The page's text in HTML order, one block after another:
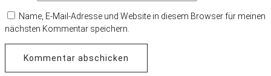
Name, E-Mail-Adresse und Website in diesem Browser für meinen
nächsten Kommentar speichern.